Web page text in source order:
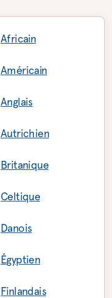
Africain
Américain
Anglais
Autrichien
Britanique
Celtique
Danois
Égyptien
Finlandais